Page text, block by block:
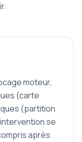
moteur,
(carte
(partition
se
après